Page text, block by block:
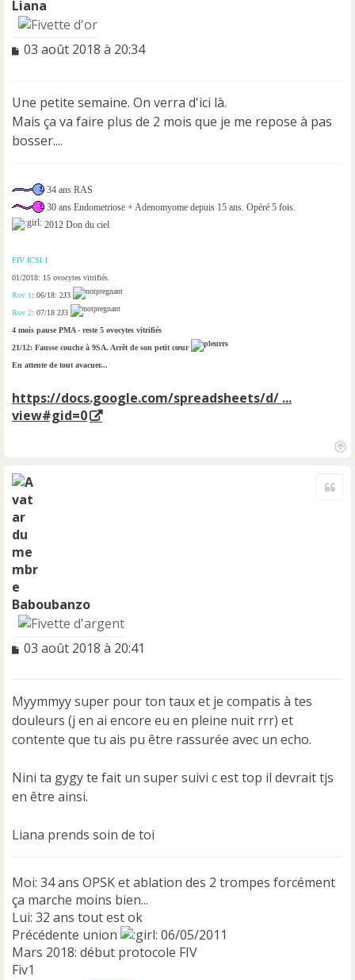
Liana
M
a
g
e
n
u
03 août 2018 à 20:34
Une petite semaine. On verra d'ici là.
Mais ça va faire plus de 2 mois que je me repose à pas
bosser....
34 ans RAS
30 ans Endometriose + Adenomyome depuis 15 ans. Opéré 5 fois.
2012 Don du ciel
FIV ICSI 1
01/2018: 15 ovocytes vitrifiés.
Rov 1 : 06/18: 2J3
Rov 2: 07/18 2J3
4 mois pause PMA - reste 5 ovocytes vitrifiés
21/12: Fausse couche à 9SA. Arrêt de son petit cœur
En attente de tout avacuer...
https://docs.google.com/spreadsheets/d/ ...
view#gid=0
Baboubanzo
M
s
a
g
e
n
l
03 août 2018 à 20:41
Myymmyy super pour ton taux et je compatis à tes
douleurs (j en ai encore eu en pleine nuit rrr) et
contente que tu ais pu être rassurée avec un echo.
Nini ta gygy te fait un super suivi c est top il devrait tjs
en être ainsi.
Liana prends soin de toi
Moi: 34 ans OPSK et ablation des 2 trompes forcément
ça marche moins bien...
Lui: 32 ans tout est ok
Précédente union
06/05/2011
Mars 2018: début protocole FIV
Fiv1